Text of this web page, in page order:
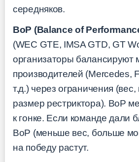
середняков.
BoP (Balance of
(WEC GTE, IMSA GTD, GT
организаторы
производителей (Mercedes,
т.д.) через ограничения
размер рестриктора). BoP
к гонке. Если команде дали
BoP (меньше вес, больше
на победу растут.